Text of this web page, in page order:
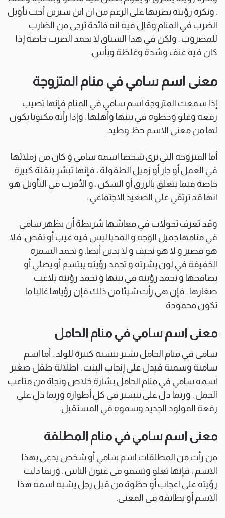
. وتكره رؤيته يضربها على الرغم من ان ابن سيرين أحب تأويل
الضرب في المنام وقال فيه انه فائدة ترجى من الضارب
للمضروب . ولكن في هذا السياق لا يحمد الضرب خاصة إذا
كان فيه عنف وشدة وغلظة وبأس.
معنى اسم سامي في منام المتزوجة
إذا سمعت المتزوجة اسم سامي في المنام فإنها تصيب
رفعة وعلو وحظوة في بيتها وأهلها . وإذا رأته مكتوبا يكون
لها من معنى الاسم حظ وطيد.
أما المتزوجة التي ترى شخصا اسمه سامي و كان من زملائها
في العمل أو جار أو زميل الطفولة ، فإنها تبشر بنقلة كبيرة
خاصة فيما يتعلق بالرزق أو السكن . و الأقرب في التأويل هو
انها قد ترتقي على الصعيد الاجتماعي .
وقد تعرف تحولات في معاشها شريطة أن يظهر سامي
في منامها جميل الوجه و المحيا ليس فيه عيب أو نقص. فلا
هو قصير و لا هو نحيف و لا بدين أيضا. و تحمد السمرة
الخفيفة في لون بشرته و تحمد رؤيته يبتسم أو يصلي أو
يصافحها و تحمد رؤيته في بيتها و تحمد رؤيته يلاعب
صغارها . فإن هي رأت شيئا من ذلك فإن رؤياها غالبا ما
تكون محمودة.
معنى اسم سامي في منام الحامل
سامي في منام الحامل يشير بنسبة كبيرة للولد . أما اسم
سامية وسمية فيدل على إنجاب البنت . اطلالة طفل صغير
اسمه سامي في منام الحامل بشارة خلاص ونجاة من متاعب
الحمل . وربما دل على تيسير في كل أطواره وربما دل على
رفعة المولود الجديد وسموه في المستقبل.
معنى اسم سامي في منام المطلقة
من رأت من المطلقات اسم سامي أو شخص يدعى بهذا
الاسم ، فإنها تعلو وتسمو في عيون الناس . وربما دلت
رؤيته على اعجاب أو حظوة من قبل رجل يشبه اسمه هذا
الاسم أو يطابقه في المعنى.